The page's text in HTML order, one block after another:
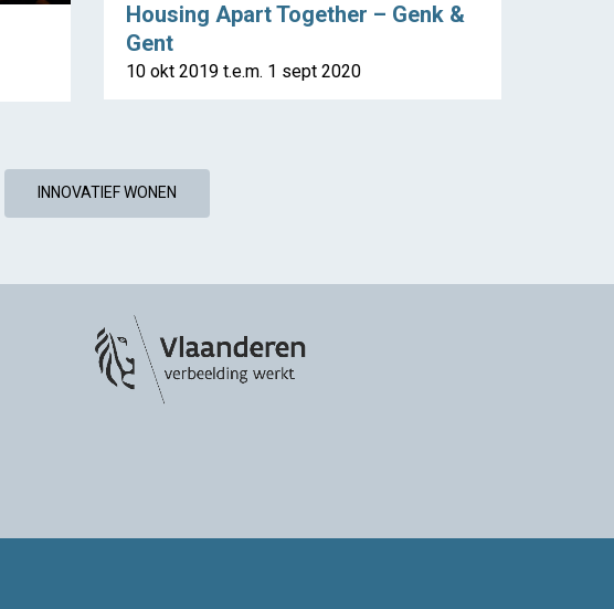
Housing Apart Together – Genk &
Gent
10 okt 2019 t.e.m. 1 sept 2020
INNOVATIEF WONEN